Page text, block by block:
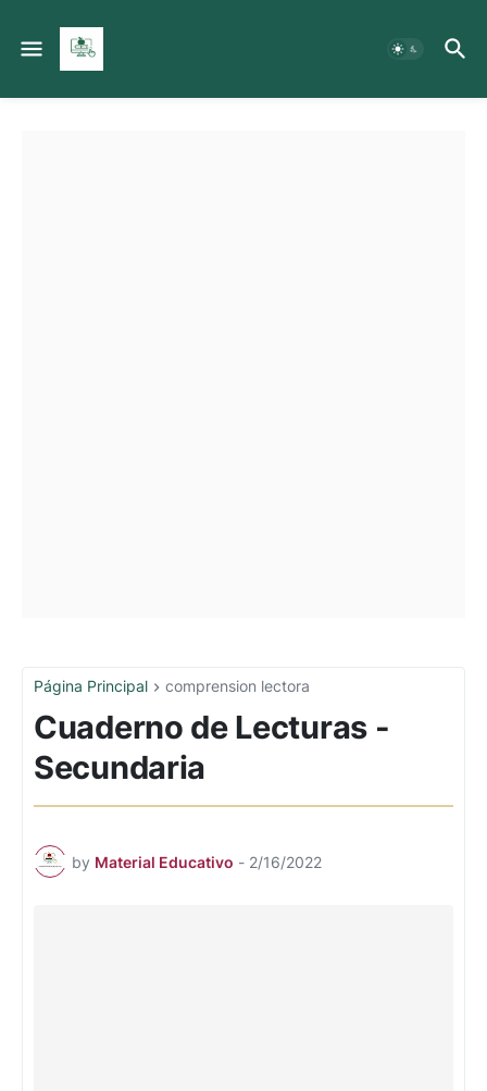
Página Principal comprension lectora
Cuaderno de Lecturas -
Secundaria
by Material Educativo - 2/16/2022